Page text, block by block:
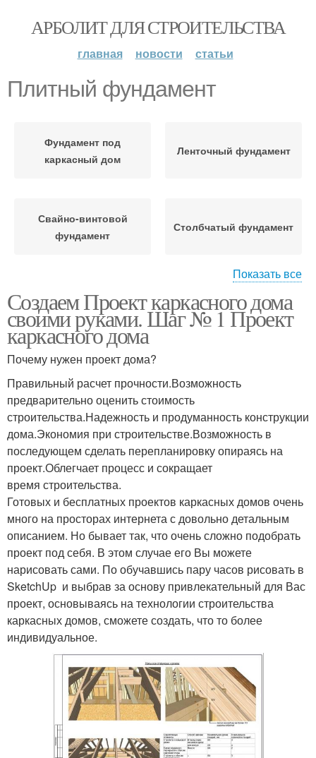
АРБОЛИТ ДЛЯ СТРОИТЕЛЬСТВА
главная новости статьи
Плитный фундамент
Фундамент под
каркасный дом
Ленточный фундамент
Свайно-винтовой
фундамент
Столбчатый фундамент
Фундамент под дом Свайный фундамент
Фундамент под арболит Надежный фундамент
Фундамент без ошибок
Фундаменты под
кирпичный дом
Показать все
Создаем Проект каркасного дома
своими руками. Шаг № 1 Проект
каркасного дома
Почему нужен проект дома?
Правильный расчет прочности.Возможность
предварительно оценить стоимость
строительства.Надежность и продуманность конструкции
дома.Экономия при строительстве.Возможность в
последующем сделать перепланировку опираясь на
проект.Облегчает процесс и сокращает
время строительства.
Готовых и бесплатных проектов каркасных домов очень
много на просторах интернета с довольно детальным
описанием. Но бывает так, что очень сложно подобрать
проект под себя. В этом случае его Вы можете
нарисовать сами. По обучавшись пару часов рисовать в
SketchUp и выбрав за основу привлекательный для Вас
проект, основываясь на технологии строительства
каркасных домов, сможете создать, что то более
индивидуальное.